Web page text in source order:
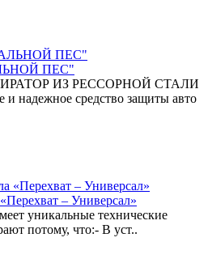
ПЕС"
ИЗ РЕССОРНОЙ СТАЛИ
средство защиты авто
– Универсал»
уникальные технические
потому, что:- В уст..